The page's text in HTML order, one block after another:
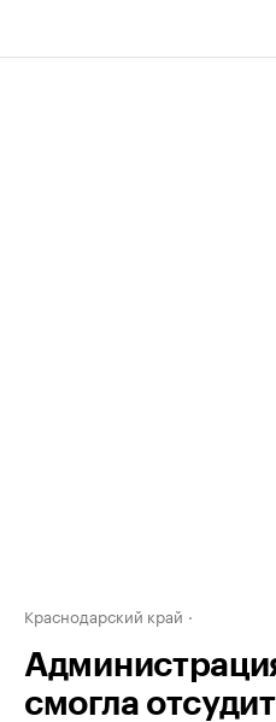
Краснодарский край
смогла